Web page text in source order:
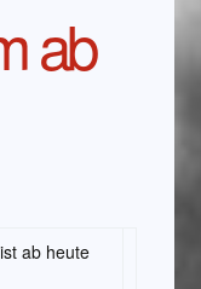
ab
ab heute